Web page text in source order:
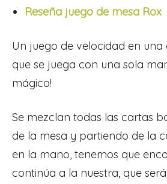
Reseña juego de mesa Rox
Un juego de velocidad en
que se juega con una sola
mágico!
Se mezclan todas las cartas
de la mesa y partiendo de la
en la mano, tenemos que
continúa a la nuestra, que